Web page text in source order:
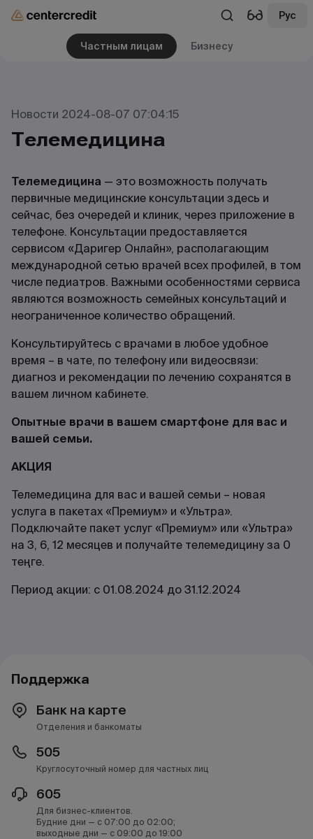
Рус
Частным лицам Бизнесу
Новости 2024-08-07 07:04:15
Телемедицина
Телемедицина — это возможность получать
первичные медицинские консультации здесь и
сейчас, без очередей и клиник, через приложение в
телефоне. Консультации предоставляется
сервисом «Даригер Онлайн», располагающим
международной сетью врачей всех профилей, в том
числе педиатров. Важными особенностями сервиса
являются возможность семейных консультаций и
неограниченное количество обращений.
Консультируйтесь с врачами в любое удобное
время – в чате, по телефону или видеосвязи:
диагноз и рекомендации по лечению сохранятся в
вашем личном кабинете.
Опытные врачи в вашем смартфоне для вас и
вашей семьи.
АКЦИЯ
Телемедицина для вас и вашей семьи – новая
услуга в пакетах «Премиум» и «Ультра».
Подключайте пакет услуг «Премиум» или «Ультра»
на 3, 6, 12 месяцев и получайте телемедицину за 0
теңге.
Период акции: с 01.08.2024 до 31.12.2024
Поддержка
Банк на карте
Отделения и банкоматы
505
Круглосуточный номер для частных лиц
605
Для бизнес-клиентов.
Будние дни — с 07:00 до 02:00;
выходные дни — с 09:00 до 19:00